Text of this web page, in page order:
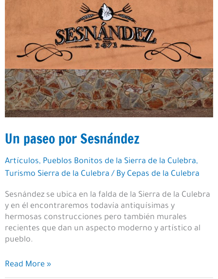
Un paseo por Sesnández
Artículos, Pueblos Bonitos de la Sierra de la Culebra,
Turismo Sierra de la Culebra / By Cepas de la Culebra
Sesnández se ubica en la falda de la Sierra de la Culebra
y en él encontraremos todavía antiquísimas y
hermosas construcciones pero también murales
recientes que dan un aspecto moderno y artístico al
pueblo.
Un
paseo
Read More »